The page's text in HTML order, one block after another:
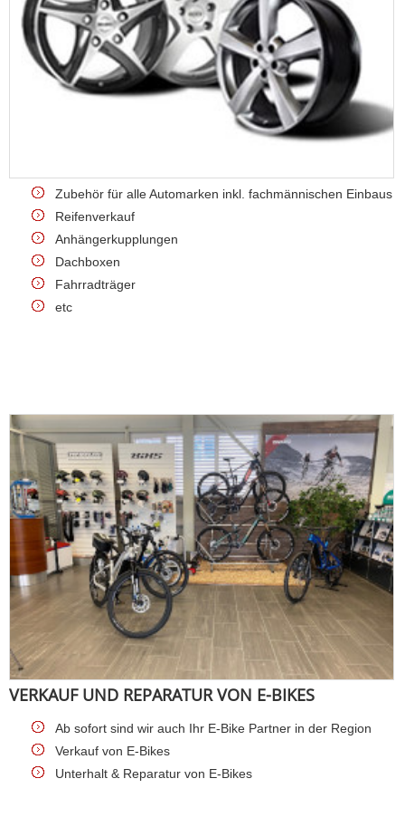
Zubehör für alle Automarken inkl. fachmännischen Einbaus
Reifenverkauf
Anhängerkupplungen
Dachboxen
Fahrradträger
etc
VERKAUF UND REPARATUR VON E-BIKES
Ab sofort sind wir auch Ihr E-Bike Partner in der Region
Verkauf von E-Bikes
Unterhalt & Reparatur von E-Bikes